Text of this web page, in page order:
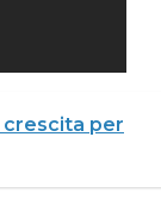
crescita per